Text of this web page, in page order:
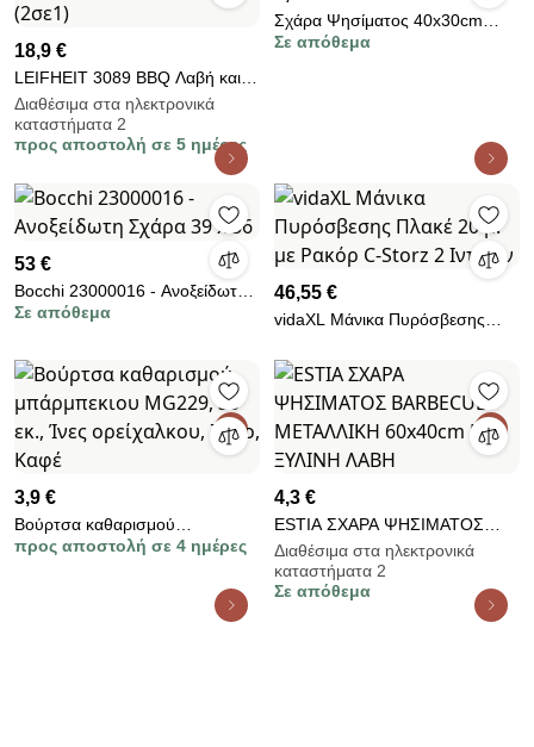
18,9 €
LEIFHEIT 3089 BBQ Λαβή και
Σπάτουλα Σερβιρίσματος
Τρυπητή (2σε1)
Διαθέσιμα στα ηλεκτρονικά
καταστήματα 2
προς αποστολή σε 5 ημέρες
Σχάρα Ψησίματος 40x30cm
Sidirela - Grill
Σε απόθεμα
53 €
Bocchi 23000016 - Ανοξείδωτη
Σχάρα 39 x 36
Σε απόθεμα
46,55 €
vidaXL Μάνικα Πυρόσβεσης
Ιντσών
3,9 €
Βούρτσα καθαρισμού
μπάρμπεκιου MG229, 30 εκ.,
προς αποστολή σε 4 ημέρες
4,3 €
ESTIA ΣΧΑΡΑ ΨΗΣΙΜΑΤΟΣ
BARBECUE ΜΕΤΑΛΛΙΚΗ
60x40cm ΜΕ ΞΥΛΙΝΗ ΛΑΒΗ
Διαθέσιμα στα ηλεκτρονικά
καταστήματα 2
Σε απόθεμα